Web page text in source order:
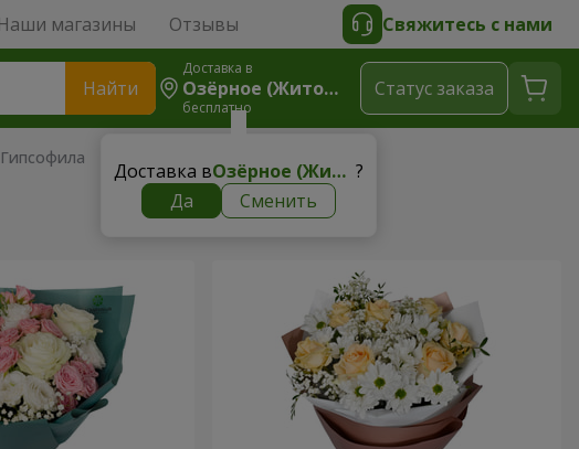
Наши магазины Отзывы Свяжитесь с нами
Найти
Доставка в
Озёрное (Житомирская Область)
бесплатно
Доставка в Озёрное (Житомирская область) ?
Да
Сменить
Cтатус заказа